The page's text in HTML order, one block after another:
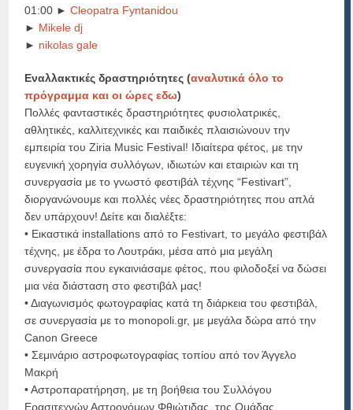
01:00 ►Cleopatra Fyntanidou
► Mikele dj
► nikolas gale
Εναλλακτικές δραστηριότητες (αναλυτικά όλο το
πρόγραμμα και οι ώρες εδω)
Πολλές φανταστικές δραστηριότητες φυσιολατρικές,
αθλητικές, καλλιτεχνικές και παιδικές πλαισιώνουν την
εμπειρία του Ziria Music Festival! Ιδιαίτερα φέτος, με την
ευγενική χορηγία συλλόγων, ιδιωτών και εταιριών και τη
συνεργασία με το γνωστό φεστιβάλ τέχνης “Festivart”,
διοργανώνουμε και πολλές νέες δραστηριότητες που απλά
δεν υπάρχουν! Δείτε και διαλέξτε:
• Εικαστικά installations από το Festivart, το μεγάλο φεστιβάλ
τέχνης, με έδρα το Λουτράκι, μέσα από μια μεγάλη
συνεργασία που εγκαινιάσαμε φέτος, που φιλοδοξεί να δώσει
μια νέα διάσταση στο φεστιβάλ μας!
• Διαγωνισμός φωτογραφίας κατά τη διάρκεια του φεστιβάλ,
σε συνεργασία με το monopoli.gr, με μεγάλα δώρα από την
Canon Greece
• Σεμινάριο αστροφωτογραφίας τοπίου από τον Άγγελο
Μακρή
• Αστροπαρατήρηση, με τη βοήθεια του Συλλόγου
Ερασιτεχνών Αστρονόμων Φθιώτιδας, της Ομάδας